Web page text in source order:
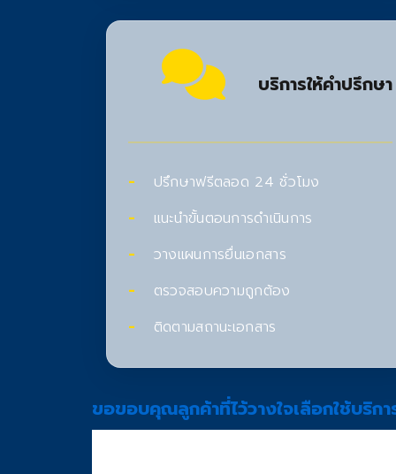
บริการให้คำปรึกษา
ปรึกษาฟรีตลอด 24 ชั่วโมง
แนะนำขั้นตอนการดำเนินการ
วางแผนการยื่นเอกสาร
ตรวจสอบความถูกต้อง
ติดตามสถานะเอกสาร
ขอขอบคุณลูกค้าที่ไว้วางใจเลือกใช้บริกา